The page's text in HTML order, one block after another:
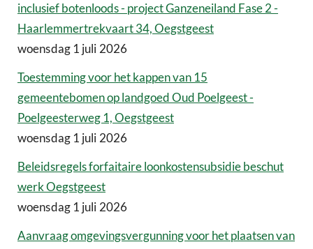
inclusief botenloods - project Ganzeneiland Fase 2 -
Haarlemmertrekvaart 34, Oegstgeest
woensdag 1 juli 2026
Toestemming voor het kappen van 15
gemeentebomen op landgoed Oud Poelgeest -
Poelgeesterweg 1, Oegstgeest
woensdag 1 juli 2026
Beleidsregels forfaitaire loonkostensubsidie beschut
werk Oegstgeest
woensdag 1 juli 2026
Aanvraag omgevingsvergunning voor het plaatsen van